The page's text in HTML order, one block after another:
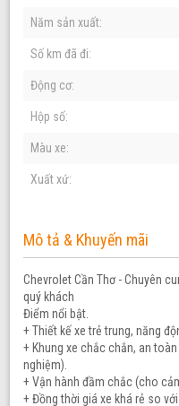
Năm sản xuất:
Số km đã đi:
Động cơ:
Hộp số:
Màu xe:
Xuất xứ:
Mô tả & Khuyến mãi
Chevrolet Cần Thơ - Chuyên
quý khách
Điểm nổi bật.
+ Thiết kế xe trẻ trung, năng
+ Khung xe chắc chắn, an
nghiệm).
+ Vận hành đầm chắc (cho
+ Đồng thời giá xe khá rẻ so